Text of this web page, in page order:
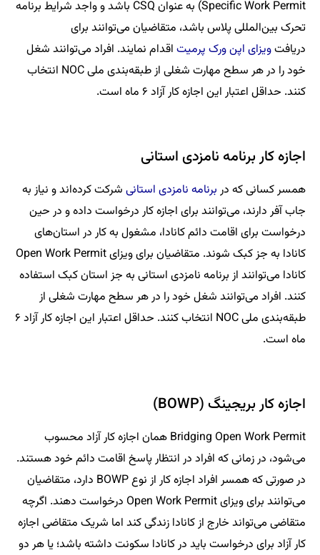
Specific Work Permit) به عنوان CSQ باشد و واجد شرایط برنامه
تحرک بین‌المللی پلاس باشد، متقاضیان می‌توانند برای
دریافتویزای اپن ورک پرمیت اقدام نمایند. افراد می‌توانند شغل
خود را در هر سطح مهارت شغلی از طبقه‌بندی ملی NOC انتخاب
کنند. حداقل اعتبار این اجازه کار آزاد ۶ ماه است.
اجازه کار برنامه نامزدی استانی
همسر کسانی که در برنامه نامزدی استانی شرکت کرده‌اند و نیاز به
جاب آفر دارند، می‌توانند برای اجازه کار درخواست داده و در حین
درخواست برای اقامت دائم کانادا، مشغول به کار در استان‌های
کانادا به جز کبک شوند. متقاضیان برای ویزای Open Work Permit
کانادا می‌توانند از برنامه نامزدی استانی به جز استان کبک استفاده
کنند. افراد می‌توانند شغل خود را در هر سطح مهارت شغلی از
طبقه‌بندی ملی NOC انتخاب کنند. حداقل اعتبار این اجازه کار آزاد ۶
ماه است.
اجازه کار بریجینگ (BOWP)
Bridging Open Work Permit همان اجازه کار آزاد محسوب
می‌شود، در زمانی که افراد در انتظار پاسخ اقامت دائم خود هستند.
در صورتی که همسر افراد اجازه کار از نوع BOWP دارد، متقاضیان
می‌توانند برای ویزای Open Work Permit درخواست دهند. اگرچه
متقاضی می‌تواند خارج از کانادا زندگی کند اما شریک متقاضی اجازه
کار آزاد برای درخواست باید در کانادا سکونت داشته باشد؛ یا هر دو